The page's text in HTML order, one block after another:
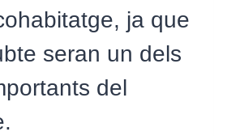
ja que
seran un dels
del